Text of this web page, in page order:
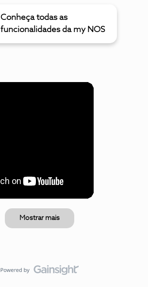
Conheça todas as
funcionalidades da my NOS
Mostrar mais